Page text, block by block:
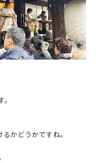
かどうかですね。